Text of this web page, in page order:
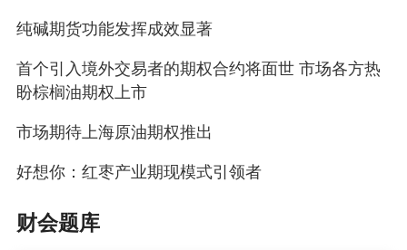
司营业部的合作，可能会成为风险管理公司与其
期货现在有40多家营业部，30多家已经与永安资
公司不必在相关地区设立分公司，总部为客户设
计方案后，营业部的人员根据方案直接与客户对
纯碱期货功能发挥成效显著
首个引入境外交易者的期权合约将面世 市场各方热
盼棕榈油期权上市
市场期待上海原油期权推出
好想你：红枣产业期现模式引领者
财会题库